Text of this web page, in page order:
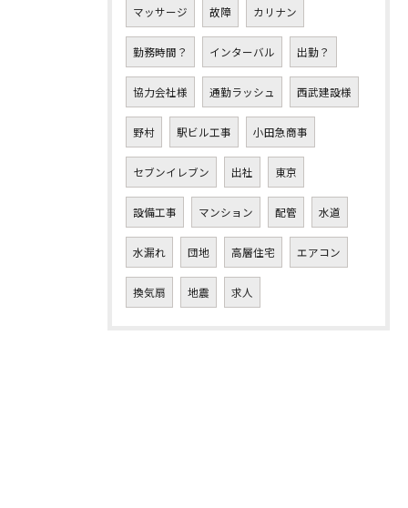
マッサージ 故障 カリナン
勤務時間？ インターバル 出勤？
協力会社様 通勤ラッシュ 西武建設様
野村 駅ビル工事 小田急商事
セブンイレブン 出社 東京
設備工事 マンション 配管 水道
水漏れ 団地 高層住宅 エアコン
換気扇 地震 求人